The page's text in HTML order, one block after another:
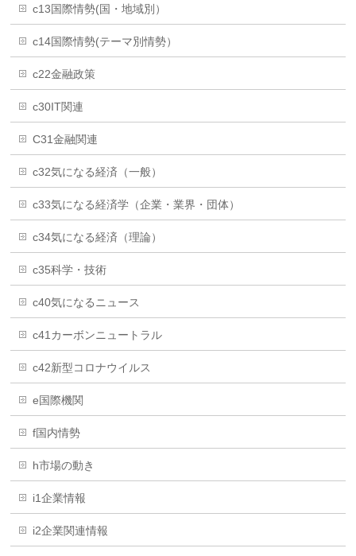
c13国際情勢(国・地域別）
c14国際情勢(テーマ別情勢）
c22金融政策
c30IT関連
C31金融関連
c32気になる経済（一般）
c33気になる経済学（企業・業界・団体）
c34気になる経済（理論）
c35科学・技術
c40気になるニュース
c41カーボンニュートラル
c42新型コロナウイルス
e国際機関
f国内情勢
h市場の動き
i1企業情報
i2企業関連情報